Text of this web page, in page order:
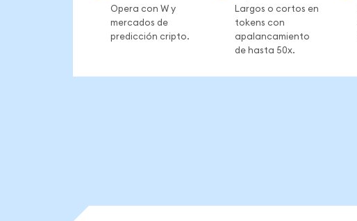
Opera con W y
mercados de
predicción cripto.
Largos o cortos en
tokens con
apalancamiento
de hasta 50x.